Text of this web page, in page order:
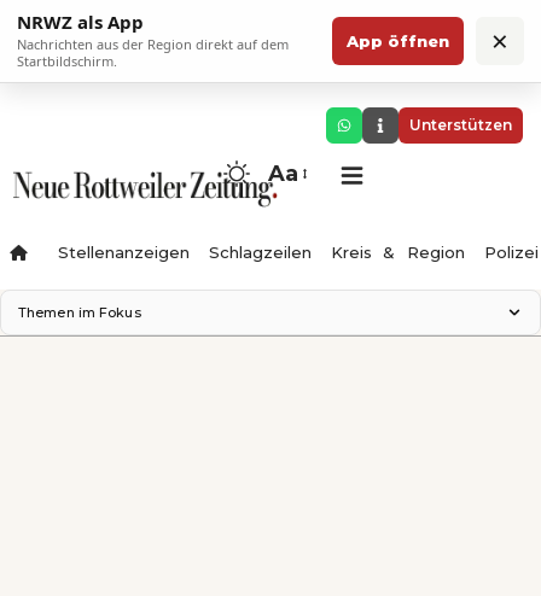
NRWZ als App
Nachrichten aus der Region direkt auf dem
Startbildschirm.
App öffnen ×
Unterstützen
Aa
Stellenanzeigen Schlagzeilen Kreis & Region Polizei
Themen im Fokus